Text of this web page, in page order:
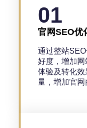
01
官网SEO优
通过整站
好度，增加
体验及转化
量，增加官网